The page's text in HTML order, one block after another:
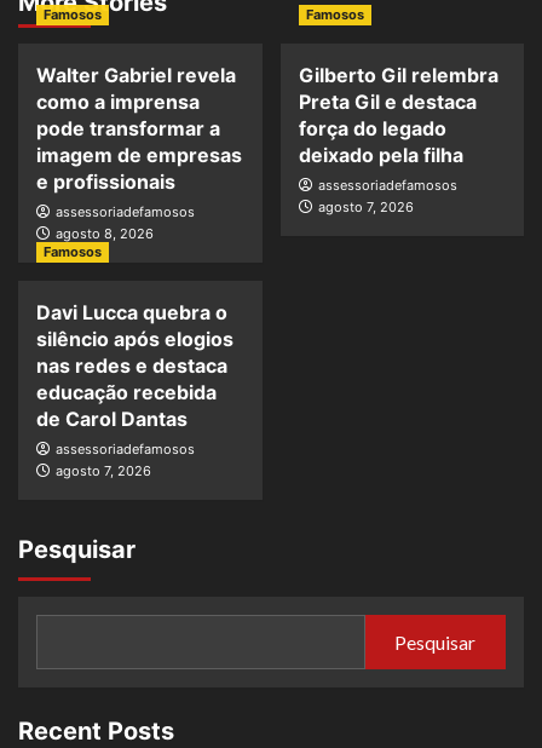
Famosos
Walter Gabriel revela
como a imprensa
pode transformar a
imagem de empresas
e profissionais
assessoriadefamosos
agosto 8, 2026
Famosos
Gilberto Gil relembra
Preta Gil e destaca
força do legado
deixado pela filha
assessoriadefamosos
agosto 7, 2026
Famosos
Davi Lucca quebra o
silêncio após elogios
nas redes e destaca
educação recebida
de Carol Dantas
assessoriadefamosos
agosto 7, 2026
Pesquisar
Pesquisar
Recent Posts